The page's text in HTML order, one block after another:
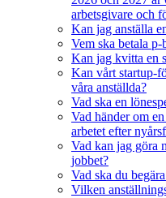
arbetsgivare och
Kan jag anställa
Vem ska betala
Kan jag kvitta en
Kan vårt startup-
våra anställda?
Vad ska en
Vad händer om
arbetet efter
Vad kan jag göra
jobbet?
Vad ska du
Vilken